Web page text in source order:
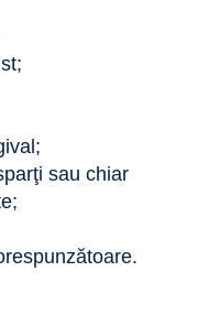
sau chiar